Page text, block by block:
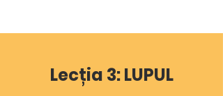
Lecția 3: LUPUL